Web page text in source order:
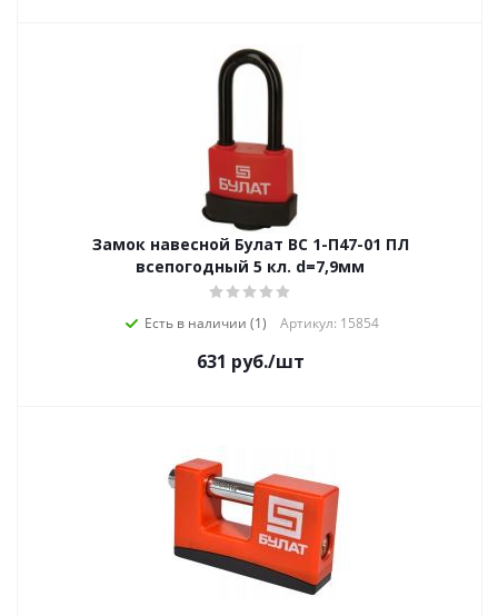
Замок навесной Булат ВС 1-П47-01 ПЛ
всепогодный 5 кл. d=7,9мм
Есть в наличии (1) Артикул: 15854
631 руб./шт